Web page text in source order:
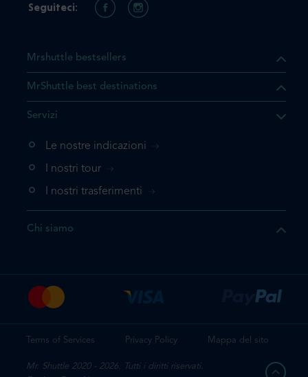
il prodotto che state
nuovamente, la
Mrshuttle bestsellers
MrShuttle best destinations
Servizi
Le nostre indicazioni
I nostri tour
I nostri trasferimenti
Chi siamo
Seguiteci:
Terms of Services Privacy Policy Mappa del sito
Mr. Shuttle 2020 - 2026. Tutti i diritti riservati.